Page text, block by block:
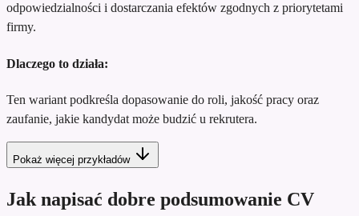
odpowiedzialności i dostarczania efektów zgodnych z priorytetami
firmy.
Dlaczego to działa:
Ten wariant podkreśla dopasowanie do roli, jakość pracy oraz
zaufanie, jakie kandydat może budzić u rekrutera.
Pokaż więcej przykładów
Jak napisać dobre podsumowanie CV